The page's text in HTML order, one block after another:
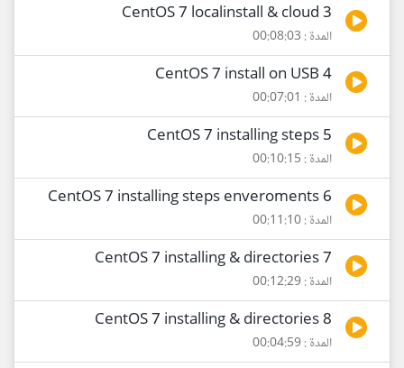
3 CentOS 7 localinstall & cloud
المدة : 00:08:03
4 CentOS 7 install on USB
المدة : 00:07:01
5 CentOS 7 installing steps
المدة : 00:10:15
6 CentOS 7 installing steps enveroments
المدة : 00:11:10
7 CentOS 7 installing & directories
المدة : 00:12:29
8 CentOS 7 installing & directories
المدة : 00:04:59